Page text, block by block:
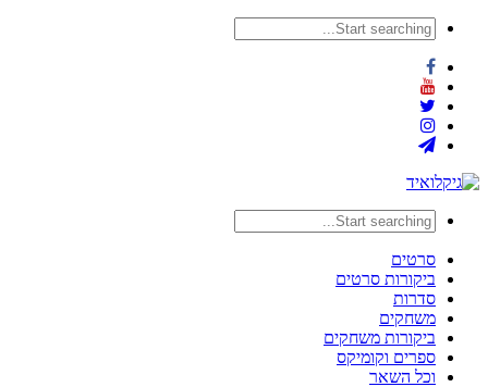
סרטים
ביקורות סרטים
סדרות
משחקים
ביקורות משחקים
ספרים וקומיקס
וכל השאר